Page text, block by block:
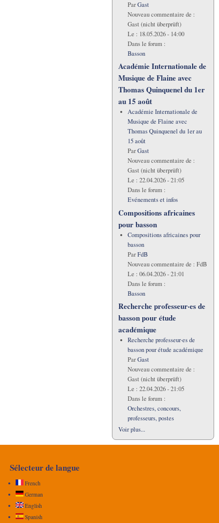
ParGast
Nouveau commentaire de :
Gast (nicht überprüft)
Le : 18.05.2026 - 14:00
Dans le forum :
Basson
Académie Internationale de
Musique de Flaine avec
Thomas Quinquenel du 1er
au 15 août
Académie Internationale de
Musique de Flaine avec
Thomas Quinquenel du 1er au
15 août
ParGast
Nouveau commentaire de :
Gast (nicht überprüft)
Le : 22.04.2026 - 21:05
Dans le forum :
Evénements et infos
Compositions africaines
pour basson
Compositions africaines pour
basson
ParFdB
Nouveau commentaire de : FdB
Le : 06.04.2026 - 21:01
Dans le forum :
Basson
Recherche professeur·es de
basson pour étude
académique
Recherche professeur·es de
basson pour étude académique
ParGast
Nouveau commentaire de :
Gast (nicht überprüft)
Le : 22.04.2026 - 21:05
Dans le forum :
Orchestres, concours,
professeurs, postes
Voir plus...
Sélecteur de langue
French
German
English
Spanish